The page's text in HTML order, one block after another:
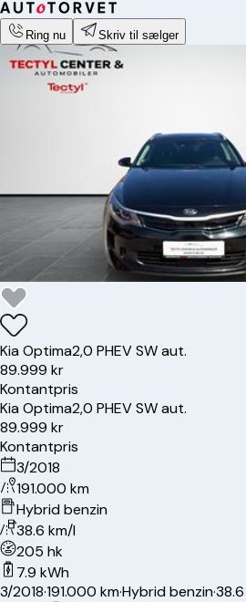
Ring nu Skriv til sælger
KiaOptima2,0 PHEV SW aut.
89.999 kr
Kontantpris
KiaOptima2,0 PHEV SW aut.
89.999 kr
Kontantpris
3/2018
191.000 km
Hybrid benzin
38.6 km/l
205 hk
7.9 kWh
3/2018·191.000 km·Hybrid benzin·